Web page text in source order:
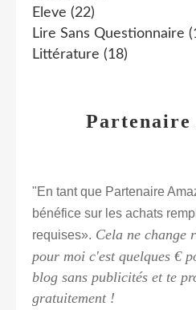
Eleve (22)
Lire Sans Questionnaire
Littérature (18)
Partenaire
"En tant que Partenaire
bénéfice sur les achats
requises». Cela ne change
pour moi c'est quelques €
blog sans publicités et te
gratuitement !